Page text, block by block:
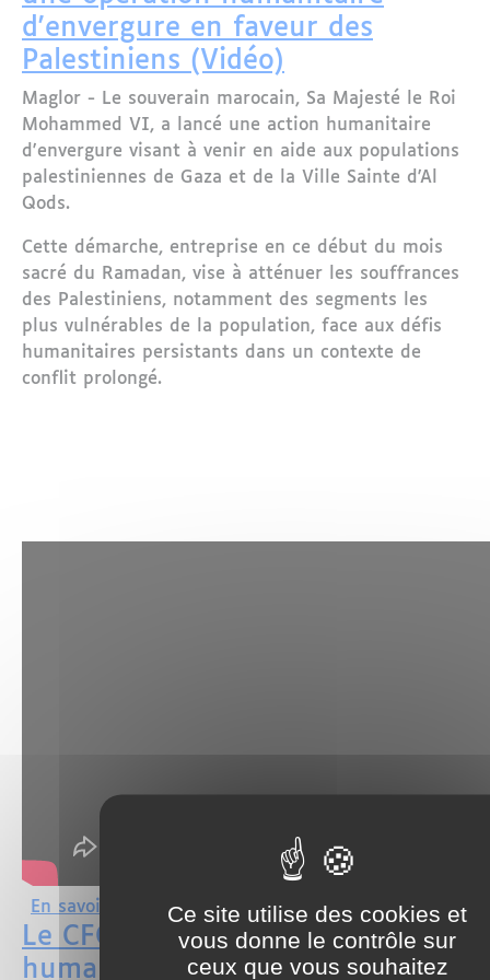
d'envergure en faveur des
Palestiniens (Vidéo)
Maglor - Le souverain marocain, Sa Majesté le Roi
Mohammed VI, a lancé une action humanitaire
d'envergure visant à venir en aide aux populations
palestiniennes de Gaza et de la Ville Sainte d'Al
Qods.
Cette démarche, entreprise en ce début du mois
sacré du Ramadan, vise à atténuer les souffrances
des Palestiniens, notamment des segments les
plus vulnérables de la population, face aux défis
humanitaires persistants dans un contexte de
conflit prolongé.
En savoir plus sur Le Roi Mohammed VI déploie
Le CFCM dénonce la tragédie
humanitaire à Gaza : Plus de 30
Ce site utilise des cookies et
vous donne le contrôle sur
ceux que vous souhaitez